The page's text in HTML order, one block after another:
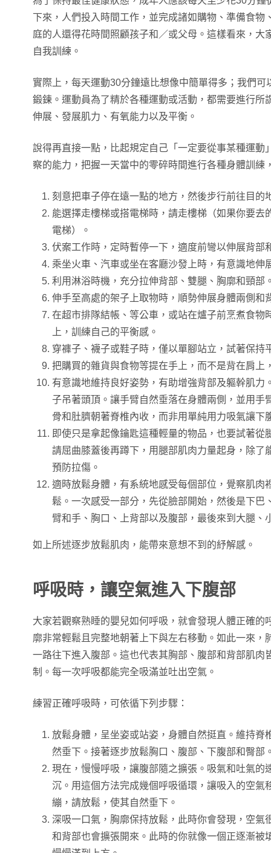
下來，人們投入時間工作，並完成諸如購物、準備食物
庭的人還得花時間照顧孩子和／或父母。這樣看來，大
自我訓練。
實際上，每天運動30分鐘遠比想像中簡單得多；我們可
鍛鍊。運動員為了精於各種運動或活動，都需要進行所
伸展、發展肌力、有氧能力以及平衡。
說得再直接一點，比起規定自己「一定要從事某種運動
察的能力，把握一天當中的零碎時間進行各種身體訓練
刻意把車子停在遠一點的地方，然後步行前往目的
能選擇走樓梯或搭電梯時，請走樓梯（如果你要去
電梯）。
伏案工作時，定時暫停一下，適度前彎以伸展背部
乘坐火車、汽車或坐在客廳沙發上時，有意識地伸
利用淋浴時機，充分拉伸背部、雙腿、胸廓和頸部
伸手至高處的架子上取物時，順勢伸展身體兩側和
在超市排隊結帳、等公車，或站在爐子前烹煮食物
上，訓練自己的平衡感。
穿褲子、襪子或鞋子時，僅以單腳站立，試著保持
把購買的雜貨與食物等提在手上，而不是背在肩上
有意識地維持良好姿勢，有助增強背部及軀幹肌力
子吊著頭頂。讓手臂自然垂落在身體兩側，並用手
骨和肚臍朝著脊椎內收，而非用單純用力吸氣讓下
即使只是拿起像鑰匙這種輕量的物品，也要試著從
請屈曲膝蓋後再蹲下，用腿部肌肉力量起身，除了
預防拉傷。
適時放鬆身體，有系統地感受每個部位，覺察肌肉
鬆。一次感受一部分，先從臉部開始，然後是下巴
臂和手、胸口、上背部以及腹部，最後來到大腿、
如上所述逐步放鬆肌肉，能帶來意想不到的紓解感。
呼吸時，讓空氣進入下腹部
大家若觀察熟睡的嬰兒如何呼吸，就會發現人體正確的
廓非常輕鬆且完整地朝著上下與左右移動。如此一來，
一路往下進入腹部。這也代表其胸部、腹部和背部肌肉
制。每一次呼吸都能完全吸滿並吐出空氣。
練習正確呼吸時，可依循下列步驟：
放鬆身體，呈坐姿或站姿，身體自然挺直。維持脊
然垂下。接著逐步放鬆胸口、腹部、下腹部和臀部
現在，慢慢呼吸，讓腹部隨之擴張。吸氣和吐氣的
沉。用這個方法完成幾個呼吸循環，讓吸入的空氣
繃，請放鬆，使其自然垂下。
深吸一口氣，胸廓保持放鬆，此時你會發現，空氣
和背部也會擴張開來。此時的你就像一個正逐漸被